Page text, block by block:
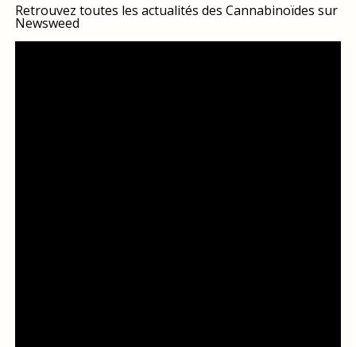
Retrouvez toutes les actualités des Cannabinoïdes sur
Newsweed